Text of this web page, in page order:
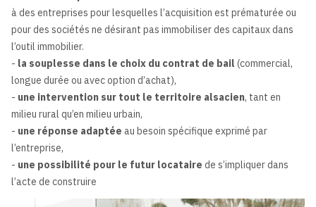
à des entreprises pour lesquelles l’acquisition est prématurée ou
pour des sociétés ne désirant pas immobiliser des capitaux dans
l’outil immobilier.
- la souplesse dans le choix du contrat de bail (commercial,
longue durée ou avec option d’achat),
- une intervention sur tout le territoire alsacien, tant en
milieu rural qu’en milieu urbain,
- une réponse adaptée au besoin spécifique exprimé par
l’entreprise,
- une possibilité pour le futur locataire de s’impliquer dans
l’acte de construire